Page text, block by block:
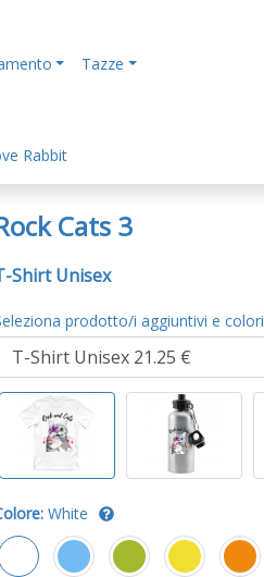
Tazze
Rabbit
Cats 3
Shirt Unisex
prodotto/i aggiuntivi e colori
White